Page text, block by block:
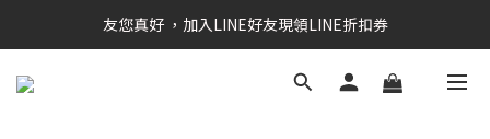
RAINSTORY會員招募中   加入會員即贈送購物金50元
友您真好 ，加入LINE好友現領LINE折扣券
RAINSTORY會員招募中   加入會員即贈送購物金50元